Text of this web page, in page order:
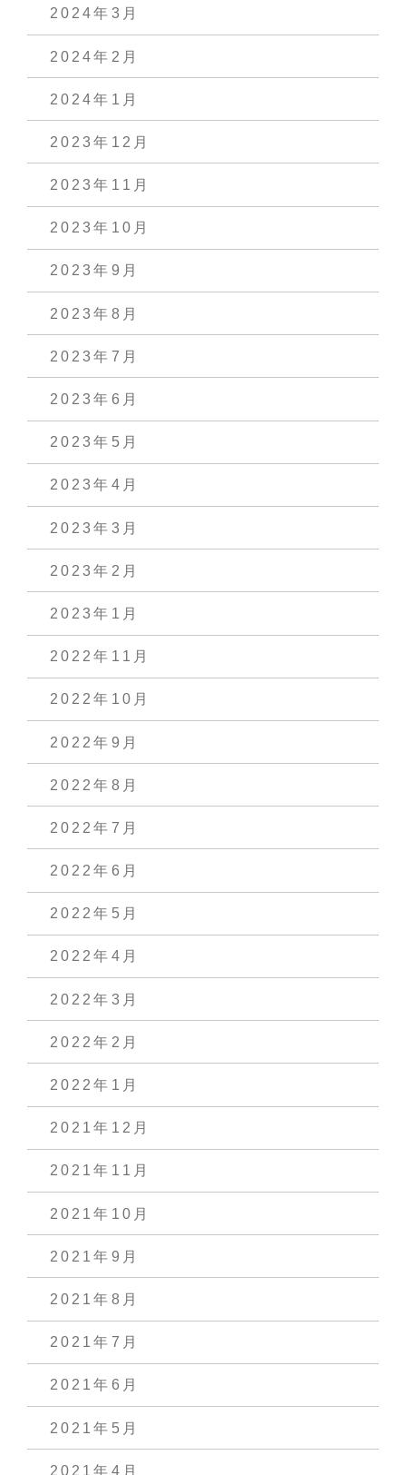
2024年3月
2024年2月
2024年1月
2023年12月
2023年11月
2023年10月
2023年9月
2023年8月
2023年7月
2023年6月
2023年5月
2023年4月
2023年3月
2023年2月
2023年1月
2022年11月
2022年10月
2022年9月
2022年8月
2022年7月
2022年6月
2022年5月
2022年4月
2022年3月
2022年2月
2022年1月
2021年12月
2021年11月
2021年10月
2021年9月
2021年8月
2021年7月
2021年6月
2021年5月
2021年4月